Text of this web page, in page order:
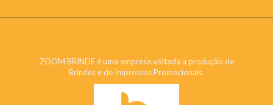
ZOOM BRINDE é uma empresa voltada a produção de
Brindes e de Impressos Promocionais.